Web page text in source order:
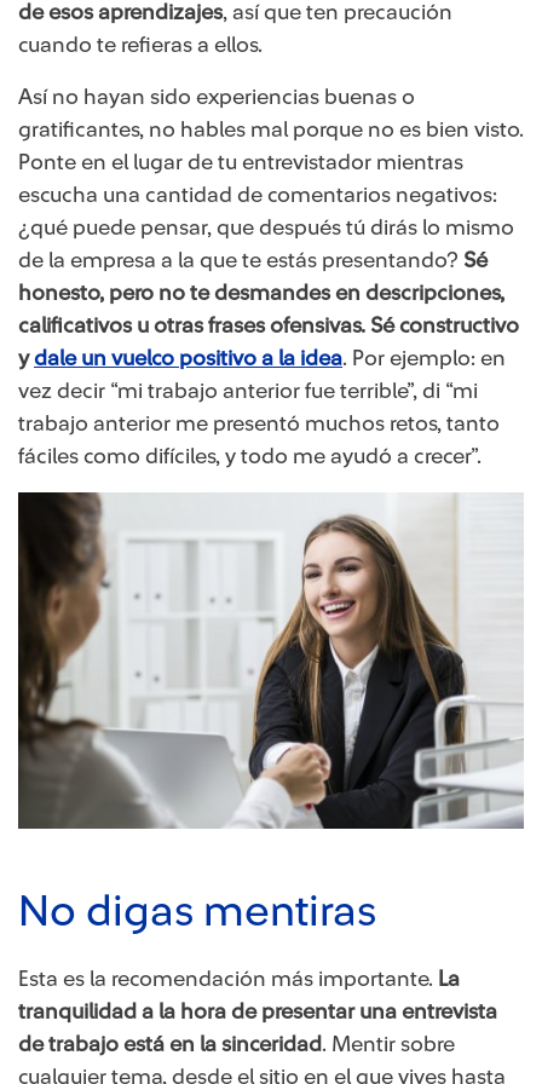
de esos aprendizajes, así que ten precaución
cuando te refieras a ellos.
Así no hayan sido experiencias buenas o
gratificantes, no hables mal porque no es bien visto.
Ponte en el lugar de tu entrevistador mientras
escucha una cantidad de comentarios negativos:
¿qué puede pensar, que después tú dirás lo mismo
de la empresa a la que te estás presentando? Sé
honesto, pero no te desmandes en descripciones,
calificativos u otras frases ofensivas. Sé constructivo
ydale un vuelco positivo a la idea. Por ejemplo: en
vez decir “mi trabajo anterior fue terrible”, di “mi
trabajo anterior me presentó muchos retos, tanto
fáciles como difíciles, y todo me ayudó a crecer”.
No digas mentiras
Esta es la recomendación más importante. La
tranquilidad a la hora de presentar una entrevista
de trabajo está en la sinceridad . Mentir sobre
cualquier tema, desde el sitio en el que vives hasta